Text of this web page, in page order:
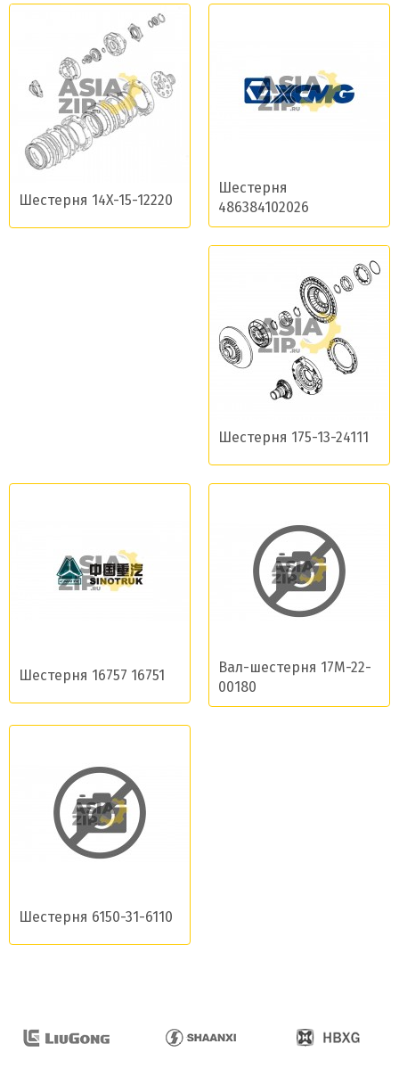
Шестерня 14X-15-12220
Шестерня
486384102026
Шестерня 175-13-24111
Шестерня 16757 16751
Вал-шестерня 17M-22-
00180
Шестерня 6150-31-6110